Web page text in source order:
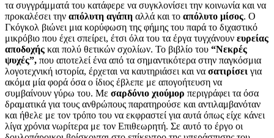
τα συγγράμματά του κατάφερε να συγκλονίσει την κοινωνία και να
προκαλέσει την απόλυτη αγάπη αλλά και το απόλυτο μίσος. Ο
Γκόγκολ βιώνει μια κορύφωση της φήμης του παρά το διχαστικό
μικρόβιο που έχει σπείρει, έτσι όλα του τα έργα τυγχάνουν ευρείας
αποδοχής και πολύ θετικών σχολίων. Το βιβλίο του “Νεκρές
ψυχές”, που αποτελεί ένα από τα σημαντικότερα στην παγκόσμια
λογοτεχνική ιστορία, έρχεται να καυτηριάσει και να σατιρίσει για
ακόμα μία φορά όσα ο ίδιος έβλεπε με απογοήτευση να
συμβαίνουν γύρω του. Με σαρδόνιο χιούμορ περιγράφει τα όσα
δραματικά για τους ανθρώπους παρατηρούσε και αντιλαμβανόταν
και ήθελε με τον τρόπο του να εκφραστεί για αυτά όπως είχε κάνει
λίγα χρόνια νωρίτερα με τον Επιθεωρητή. Σε αυτό το έργο οι